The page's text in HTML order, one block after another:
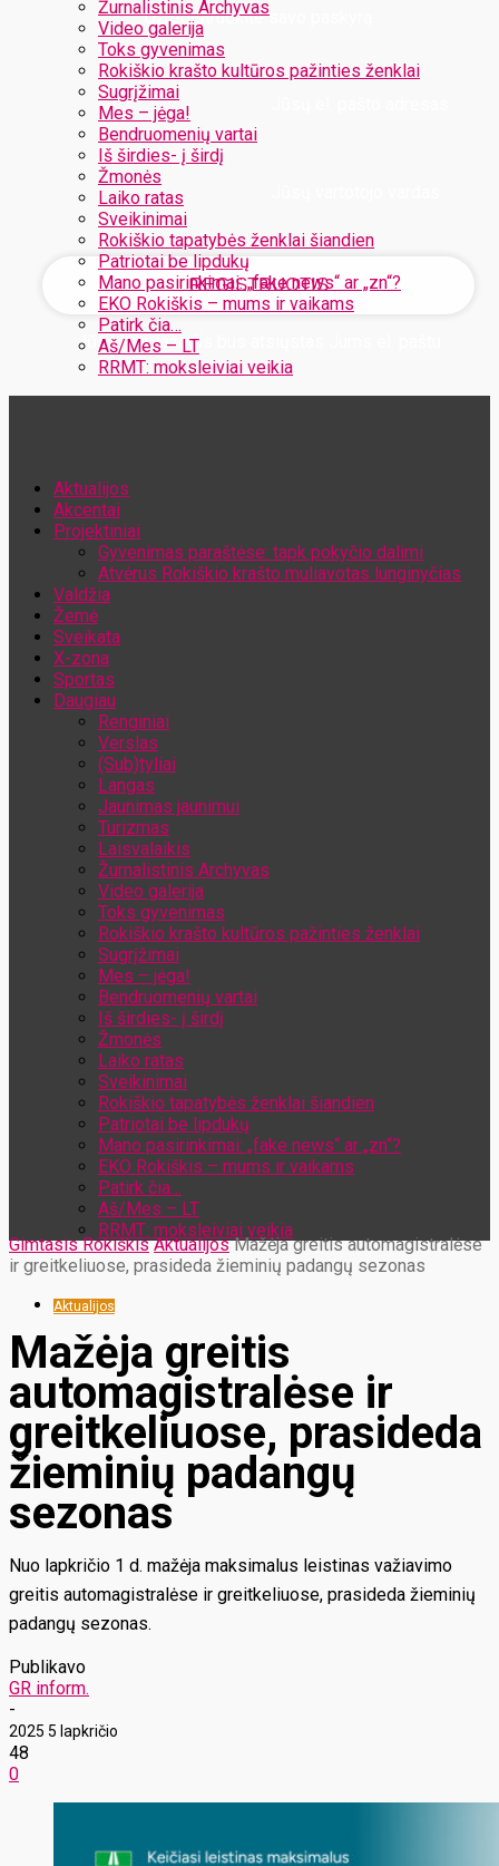
Žurnalistinis Archyvas
Video galerija
Toks gyvenimas
Rokiškio krašto kultūros pažinties ženklai
Sugrįžimai
Mes – jėga!
Bendruomenių vartai
Iš širdies- į širdį
Žmonės
Laiko ratas
Sveikinimai
Rokiškio tapatybės ženklai šiandien
Patriotai be lipdukų
Mano pasirinkimai: „fake news“ ar „zn“?
EKO Rokiškis – mums ir vaikams
Patirk čia…
Aš/Mes – LT
RRMT: moksleiviai veikia
Užregistruokite savo paskyrą
Jūsų slaptažodis bus atsiųstas Jums el. paštu
Aktualijos
Akcentai
Projektiniai
Gyvenimas paraštėse: tapk pokyčio dalimi
Atvėrus Rokiškio krašto muliavotas lunginyčias
Valdžia
Žemė
Sveikata
X-zona
Sportas
Daugiau
Renginiai
Verslas
(Sub)tyliai
Langas
Jaunimas jaunimui
Turizmas
Laisvalaikis
Žurnalistinis Archyvas
Video galerija
Toks gyvenimas
Rokiškio krašto kultūros pažinties ženklai
Sugrįžimai
Mes – jėga!
Bendruomenių vartai
Iš širdies- į širdį
Žmonės
Laiko ratas
Sveikinimai
Rokiškio tapatybės ženklai šiandien
Patriotai be lipdukų
Mano pasirinkimai: „fake news“ ar „zn“?
EKO Rokiškis – mums ir vaikams
Patirk čia…
Aš/Mes – LT
RRMT: moksleiviai veikia
Gimtasis Rokiškis Aktualijos Mažėja greitis automagistralėse
ir greitkeliuose, prasideda žieminių padangų sezonas
Aktualijos
Mažėja greitis
automagistralėse ir
greitkeliuose, prasideda
žieminių padangų
sezonas
Nuo lapkričio 1 d. mažėja maksimalus leistinas važiavimo
greitis automagistralėse ir greitkeliuose, prasideda žieminių
padangų sezonas.
Publikavo
GR inform.
-
2025 5 lapkričio
48
0